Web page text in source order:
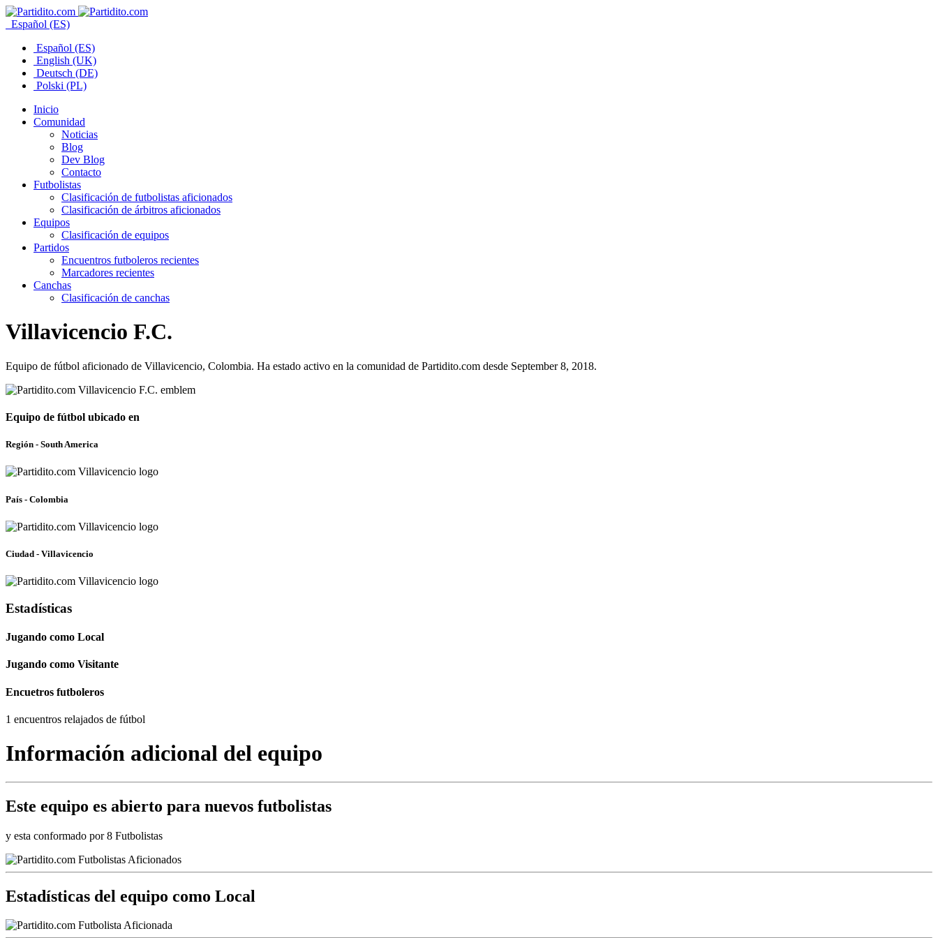
Español (ES)
Español (ES)
English (UK)
Deutsch (DE)
Polski (PL)
Inicio
Comunidad
Noticias
Blog
Dev Blog
Contacto
Futbolistas
Clasificación de futbolistas aficionados
Clasificación de árbitros aficionados
Equipos
Clasificación de equipos
Partidos
Encuentros futboleros recientes
Marcadores recientes
Canchas
Clasificación de canchas
Villavicencio F.C.
Equipo de fútbol aficionado de Villavicencio, Colombia. Ha estado activo en la comunidad de Partidito.com desde September 8, 2018.
Equipo de fútbol ubicado en
Región - South America
País - Colombia
Ciudad - Villavicencio
Estadísticas
Jugando como Local
Jugando como Visitante
Encuetros futboleros
1 encuentros relajados de fútbol
Información adicional del equipo
Este equipo es abierto para nuevos futbolistas
y esta conformado por 8 Futbolistas
Estadísticas del equipo como Local